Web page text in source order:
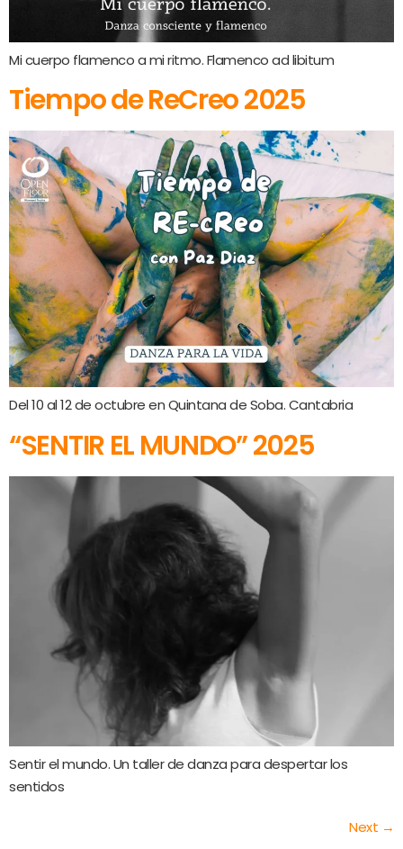
Mi cuerpo flamenco a mi ritmo. Flamenco ad libitum
Tiempo de ReCreo 2025
Del 10 al 12 de octubre en Quintana de Soba. Cantabria
“SENTIR EL MUNDO” 2025
Sentir el mundo. Un taller de danza para despertar los
sentidos
Next →